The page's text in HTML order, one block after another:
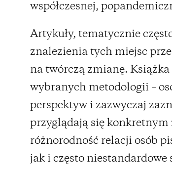
współczesnej,
Artykuły, tematycznie
znalezienia tych miejsc
na twórczą zmianę.
wybranych metodologii –
perspektyw i zazwyczaj
przyglądają się
różnorodność relacji osób
jak i często niestandardowe